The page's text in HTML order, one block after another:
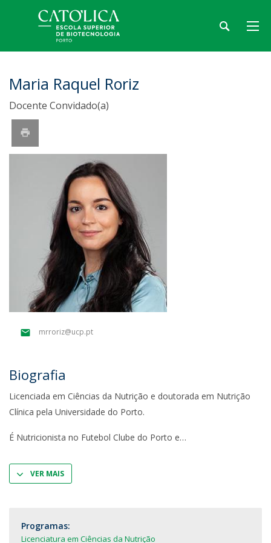
Maria Raquel Roriz
Docente Convidado(a)
mrroriz@ucp.pt
Biografia
Licenciada em Ciências da Nutrição e doutorada em Nutrição
Clínica pela Universidade do Porto.
É Nutricionista no Futebol Clube do Porto e
VER MAIS
Programas:
Licenciatura em Ciências da Nutrição